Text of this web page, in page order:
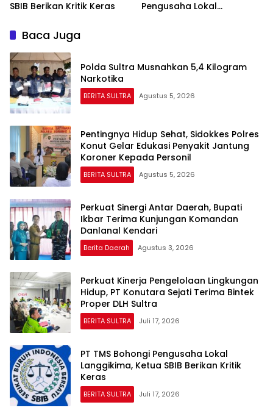
SBIB Berikan Kritik Keras
Pengusaha Lokal
Baca Juga
Polda Sultra Musnahkan 5,4 Kilogram
Narkotika
BERITA SULTRA Agustus 5, 2026
Pentingnya Hidup Sehat, Sidokkes Polres
Konut Gelar Edukasi Penyakit Jantung
Koroner Kepada Personil
BERITA SULTRA Agustus 5, 2026
Perkuat Sinergi Antar Daerah, Bupati
Ikbar Terima Kunjungan Komandan
Danlanal Kendari
Berita Daerah Agustus 3, 2026
Perkuat Kinerja Pengelolaan Lingkungan
Hidup, PT Konutara Sejati Terima Bintek
Proper DLH Sultra
BERITA SULTRA Juli 17, 2026
PT TMS Bohongi Pengusaha Lokal
Langgikima, Ketua SBIB Berikan Kritik
Keras
BERITA SULTRA Juli 17, 2026